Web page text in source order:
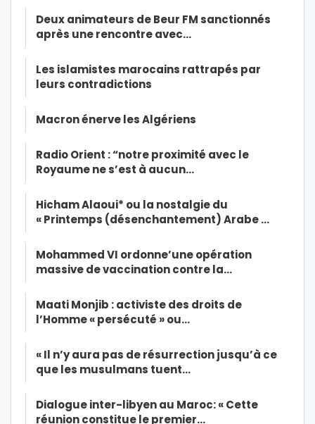
Deux animateurs de Beur FM sanctionnés
après une rencontre avec…
Les islamistes marocains rattrapés par
leurs contradictions
Macron énerve les Algériens
Radio Orient : “notre proximité avec le
Royaume ne s’est à aucun…
Hicham Alaoui* ou la nostalgie du
« Printemps (désenchantement) Arabe …
Mohammed VI ordonne’une opération
massive de vaccination contre la…
Maati Monjib : activiste des droits de
l’Homme « persécuté » ou…
« Il n’y aura pas de résurrection jusqu’à ce
que les musulmans tuent…
Dialogue inter-libyen au Maroc: « Cette
réunion constitue le premier…